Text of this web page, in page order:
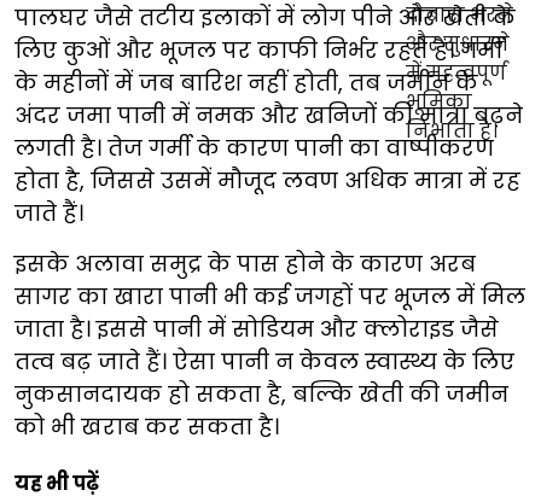
पालघर जैसे तटीय इलाकों में लोग पीने और खेती के
लिए कुओं और भूजल पर काफी निर्भर रहते हैं। गर्मी
के महीनों में जब बारिश नहीं होती, तब जमीन के
अंदर जमा पानी में नमक और खनिजों की मात्रा बढ़ने
लगती है। तेज गर्मी के कारण पानी का वाष्पीकरण
होता है, जिससे उसमें मौजूद लवण अधिक मात्रा में रह
जाते हैं।
इसके अलावा समुद्र के पास होने के कारण अरब
सागर का खारा पानी भी कई जगहों पर भूजल में मिल
जाता है। इससे पानी में सोडियम और क्लोराइड जैसे
तत्व बढ़ जाते हैं। ऐसा पानी न केवल स्वास्थ्य के लिए
नुकसानदायक हो सकता है, बल्कि खेती की जमीन
को भी खराब कर सकता है।
यह भी पढ़ें